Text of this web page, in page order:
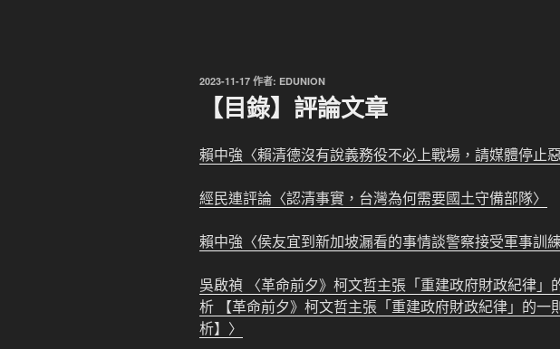
發
2023-11-17 作者: EDUNION
【目錄】評論文章
賴中強〈賴清德沒有說義務役不必上戰場，請媒體停止惡
經民連評論〈認清事實，台灣為何需要國土守備部隊〉
賴中強〈侯友宜到新加坡漏看的事情談警察接受軍事訓練
吳啟禎 〈革命前夕》柯文哲主張「重建政府財政紀律」
析 【革命前夕》柯文哲主張「重建政府財政紀律」的一
析】〉